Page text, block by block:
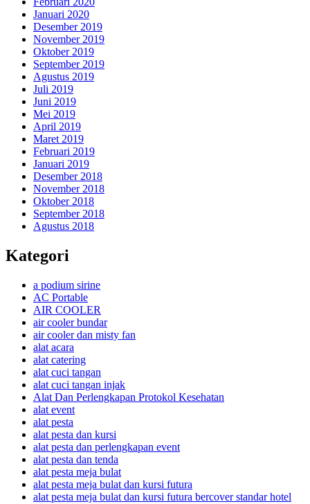
Januari 2020
Desember 2019
November 2019
Oktober 2019
September 2019
Agustus 2019
Juli 2019
Juni 2019
Mei 2019
April 2019
Maret 2019
Februari 2019
Januari 2019
Desember 2018
November 2018
Oktober 2018
September 2018
Agustus 2018
Kategori
a podium sirine
AC Portable
AIR COOLER
air cooler bundar
air cooler dan misty fan
alat acara
alat catering
alat cuci tangan
alat cuci tangan injak
Alat Dan Perlengkapan Protokol Kesehatan
alat event
alat pesta
alat pesta dan kursi
alat pesta dan perlengkapan event
alat pesta dan tenda
alat pesta meja bulat
alat pesta meja bulat dan kursi futura
alat pesta meja bulat dan kursi futura bercover standar hotel